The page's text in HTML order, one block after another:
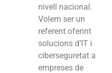
nivell nacional.
Volem ser un
referent oferint
solucions d’IT i
ciberseguretat a
empreses de